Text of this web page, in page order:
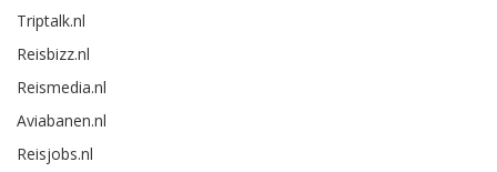
Triptalk.nl
Reisbizz.nl
Reismedia.nl
Aviabanen.nl
Reisjobs.nl